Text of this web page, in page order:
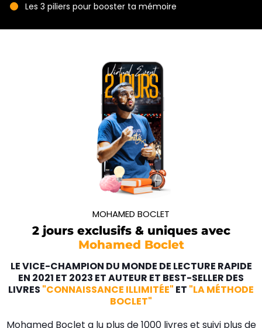
Les 3 piliers pour booster ta mémoire
MOHAMED BOCLET
2 jours exclusifs & uniques avec
Mohamed Boclet
LE VICE-CHAMPION DU MONDE DE LECTURE RAPIDE
EN 2021 ET 2023 ET AUTEUR ET BEST-SELLER DES
LIVRES "CONNAISSANCE ILLIMITÉE" ET "LA MÉTHODE
BOCLET"
Mohamed Boclet a lu plus de 1000 livres et suivi plus de